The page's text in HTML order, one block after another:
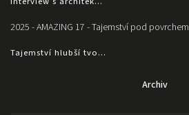
2025 - AMAZING 17 - Tajemství pod povrchem
Tajemství hlubší tvo...
Archiv